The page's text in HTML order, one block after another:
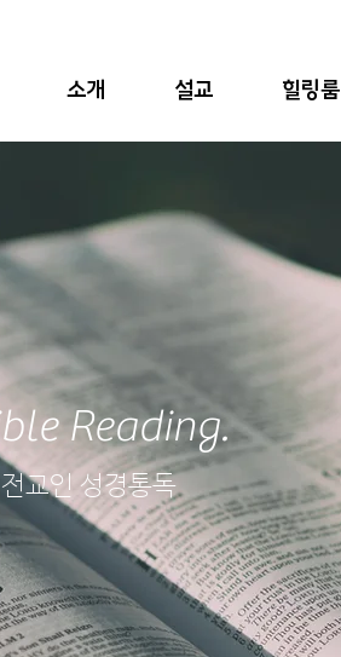
소개 설교 힐링룸
Reading.
교인 성경통독